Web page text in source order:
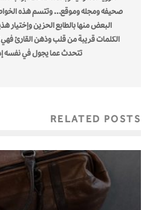
صحيفه ومجله وموقع... وتتسم هذه
البعض منها بالطابع الحزين وإختيار
الكلمات قريبة من قلب وذهن القارئ
تتحدث عما يجول في نفسه
RELATED POSTS